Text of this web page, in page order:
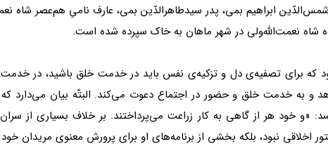
كه براى تصفيه‌ی دل و تزكيه‌ی نفس بايد در خدمت خلق باشيد، در خدمت
و به خدمت خلق و حضور در اجتماع دعوت مى‌كند. البتّه بيان مى‌دارد كه
«و خود هر از گاهى به كار زراعت مى‌پرداختند. بر خلاف بسيارى از
اخلاقى نبود، بلكه بخشى از برنامه‌هاى او براى پرورش معنوى مريدان خود